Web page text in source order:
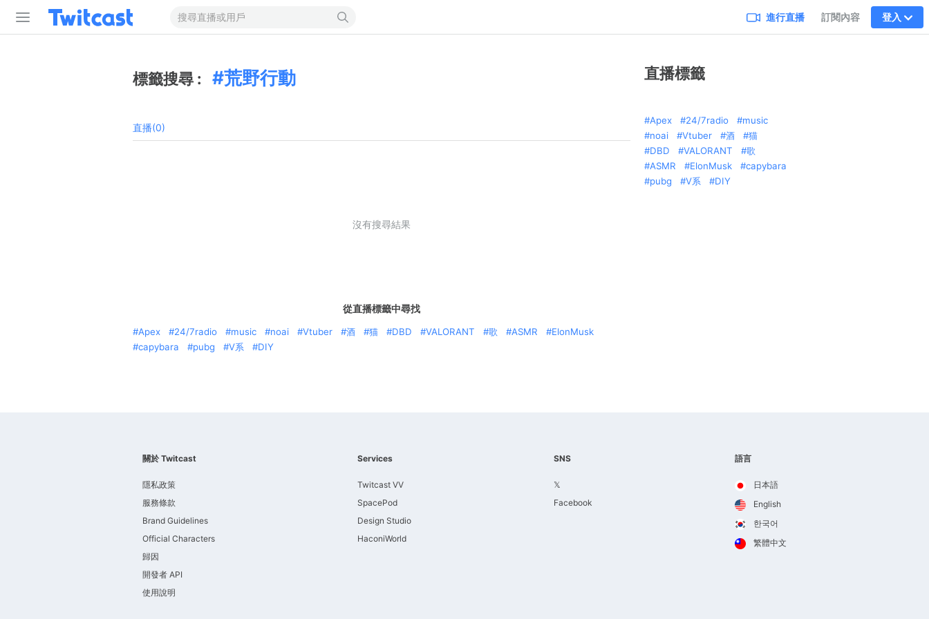
進行直播 訂閱內容 登入
標籤搜尋 : 荒野行動
直播(0)
沒有搜尋結果
從直播標籤中尋找
Apex 24/7radio music noai Vtuber 酒 猫 DBD VALORANT 歌 ASMR
ElonMusk
capybara
pubg V系 DIY
直播標籤
Apex 24/7radio
music
noai
Vtuber 酒
猫
DBD
VALORANT
歌
ASMR
ElonMusk
capybara
pubg
V系 DIY
關於 Twitcast
隱私政策
服務條款
Brand Guidelines
Official Characters
歸因
開發者 API
使用說明
Services
Twitcast VV
SpacePod
Design Studio
HaconiWorld
SNS
𝕏
Facebook
語言
日本語
English
한국어
繁體中文